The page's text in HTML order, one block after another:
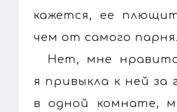
кажется, ее
чем от самого парня.
Нет, мне
я привыкла к ней за
в одной комнате,